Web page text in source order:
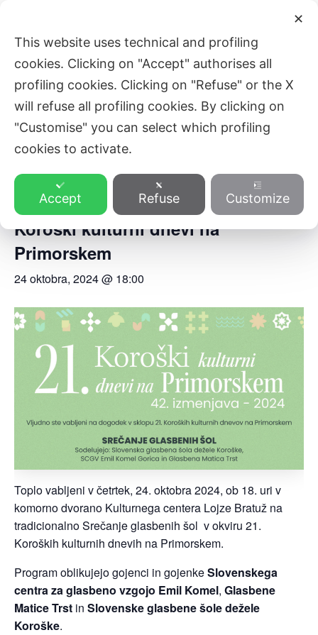
content
ZVEZA SLOVENSKE KATOLIŠKE
PROSVETE
Main
« All Events
SREČANJE GLASBENIH ŠOL – 21.
Koroški kulturni dnevi na
Primorskem
24 oktobra, 2024 @ 18:00
Toplo vabljeni v četrtek, 24. oktobra 2024, ob 18. uri v
komorno dvorano Kulturnega centera Lojze Bratuž na
tradicionalno Srečanje glasbenih šol v okviru 21.
Koroških kulturnih dnevih na Primorskem.
Program oblikujejo gojenci in gojenkeSlovenskega
centra za glasbeno vzgojo Emil Komel, Glasbene
Matice Trst in Slovenske glasbene šole dežele
Koroške.
✕
This website uses technical and profiling
cookies. Clicking on "Accept" authorises all
profiling cookies. Clicking on "Refuse" or the X
will refuse all profiling cookies. By clicking on
"Customise" you can select which profiling
cookies to activate.
Accept Refuse Customize